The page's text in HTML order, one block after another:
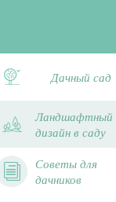
Дачный сад
Ландшафтный
дизайн в саду
Советы для
дачников